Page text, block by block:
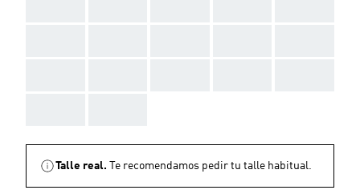
Talle real. Te recomendamos pedir tu talle habitual.